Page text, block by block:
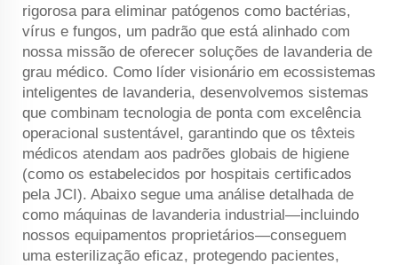
rigorosa para eliminar patógenos como bactérias,
vírus e fungos, um padrão que está alinhado com
nossa missão de oferecer soluções de lavanderia de
grau médico. Como líder visionário em ecossistemas
inteligentes de lavanderia, desenvolvemos sistemas
que combinam tecnologia de ponta com excelência
operacional sustentável, garantindo que os têxteis
médicos atendam aos padrões globais de higiene
(como os estabelecidos por hospitais certificados
pela JCI). Abaixo segue uma análise detalhada de
como máquinas de lavanderia industrial—incluindo
nossos equipamentos proprietários—conseguem
uma esterilização eficaz, protegendo pacientes,